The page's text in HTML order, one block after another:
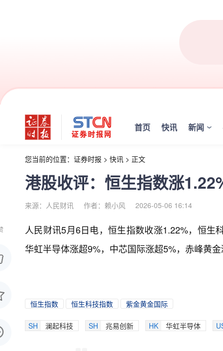
首页 快讯 新闻
您当前的位置： 证券时报 > 快讯 > 正文
港股收评：恒生指数涨
来源：人民财讯 作者：赖小风 2026-05-06 16:14
人民财讯5月6日电，恒生指数收涨1.22%，恒生
华虹半导体涨超9%，中芯国际涨超5%，赤峰黄
恒生指数 恒生科技指数 紫金黄金国际
SH 澜起科技 SH 兆易创新 HK 华虹半导体